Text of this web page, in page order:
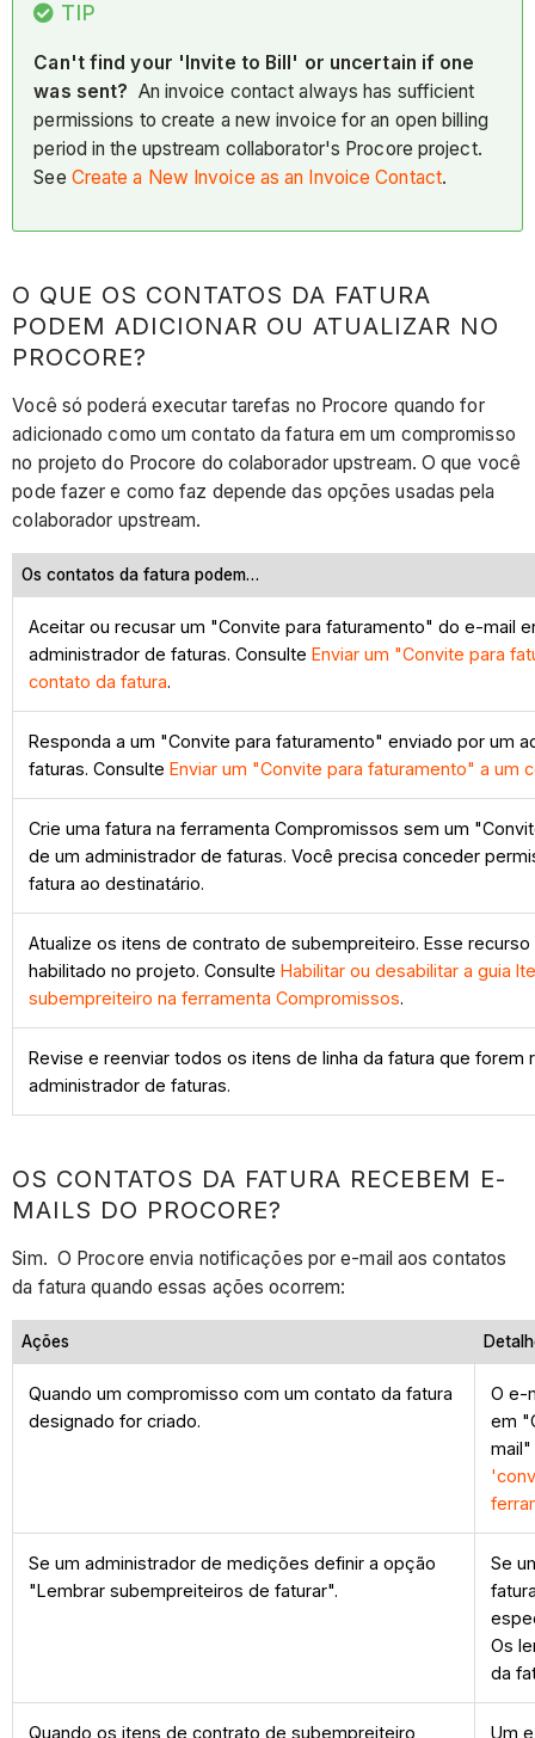
TIP
Can't find your 'Invite to Bill' or uncertain if one
was sent? An invoice contact always has sufficient
permissions to create a new invoice for an open billing
period in the upstream collaborator's Procore project.
See Create a New Invoice as an Invoice Contact.
O QUE OS CONTATOS DA FATURA
PODEM ADICIONAR OU ATUALIZAR NO
PROCORE?
Você só poderá executar tarefas no Procore quando for
adicionado como um contato da fatura em um compromisso
no projeto do Procore do colaborador upstream. O que você
pode fazer e como faz depende das opções usadas pela
colaborador upstream.
Os contatos da fatura podem…
Aceitar ou recusar um "Convite para faturamento" do e-mail
administrador de faturas. ConsulteEnviar um "Convite para
contato da fatura.
Responda a um "Convite para faturamento" enviado por um
faturas. ConsulteEnviar um "Convite para faturamento" a um
Crie uma fatura na ferramenta Compromissos sem um
de um administrador de faturas. Você precisa conceder
fatura ao destinatário.
Atualize os itens de contrato de subempreiteiro. Esse
habilitado no projeto. ConsulteHabilitar ou desabilitar a guia
subempreiteiro na ferramenta Compromissos.
Revise e reenviar todos os itens de linha da fatura que forem
administrador de faturas.
OS CONTATOS DA FATURA RECEBEM E-
MAILS DO PROCORE?
Sim. O Procore envia notificações por e-mail aos contatos
da fatura quando essas ações ocorrem:
Ações
Quando um compromisso com um contato da fatura
designado for criado.
O e-
em
Se um administrador de medições definir a opção
"Lembrar subempreiteiros de faturar".
Se
Os
da
Quando os itens de contrato de subempreiteiro Um